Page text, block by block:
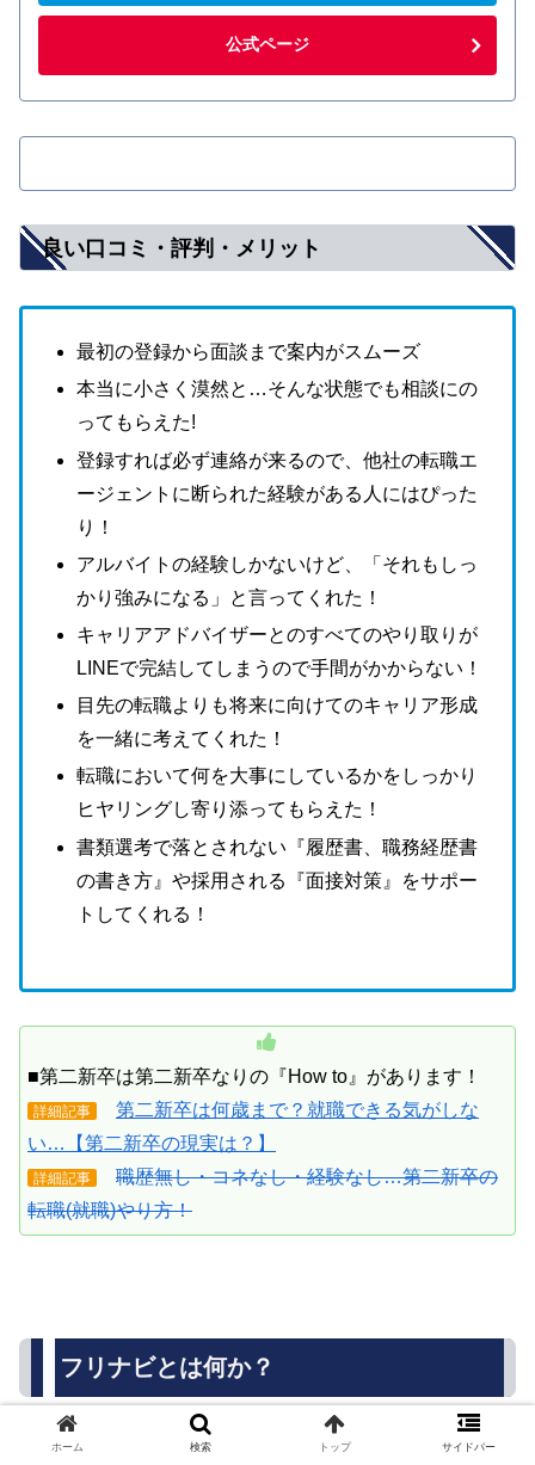
公式ページ
良い口コミ・評判・メリット
最初の登録から面談まで案内がスムーズ
本当に小さく漠然と…そんな状態でも相談にの
ってもらえた!
登録すれば必ず連絡が来るので、他社の転職エ
ージェントに断られた経験がある人にはぴった
り！
アルバイトの経験しかないけど、「それもしっ
かり強みになる」と言ってくれた！
キャリアアドバイザーとのすべてのやり取りが
LINEで完結してしまうので手間がかからない！
目先の転職よりも将来に向けてのキャリア形成
を一緒に考えてくれた！
転職において何を大事にしているかをしっかり
ヒヤリングし寄り添ってもらえた！
書類選考で落とされない『履歴書、職務経歴書
の書き方』や採用される『面接対策』をサポー
トしてくれる！
■第二新卒は第二新卒なりの『How to』があります！
詳細記事
第二新卒は何歳まで？就職できる気がしな
い…【第二新卒の現実は？】
詳細記事
職歴無し・コネなし・経験なし…第二新卒の
転職(就職)やり方！
フリナビとは何か？
ホーム 検索 トップ サイドバー